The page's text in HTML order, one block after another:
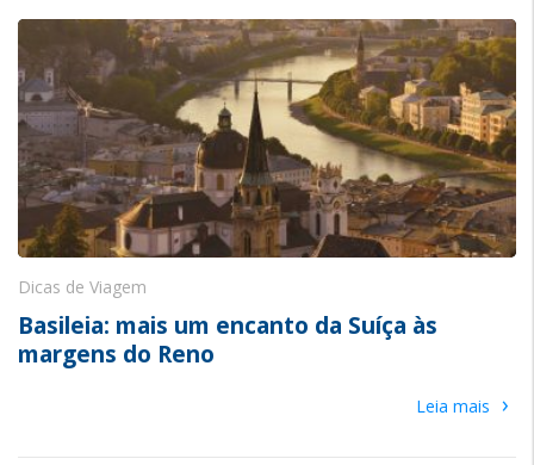
Dicas de Viagem
Basileia: mais um encanto da Suíça às
margens do Reno
Leia mais ›